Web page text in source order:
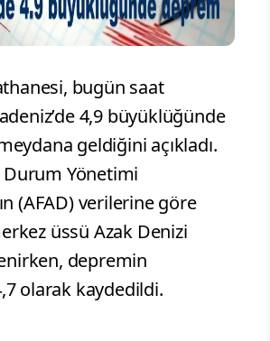
bugün saat
4,9 büyüklüğünde
geldiğini açıkladı.
Yönetimi
(AFAD) verilerine göre
üssü Azak Denizi
depremin
olarak kaydedildi.